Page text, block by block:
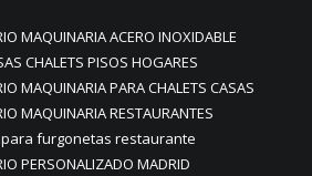
MAQUINARIA ACERO INOXIDABLE
CHALETS PISOS HOGARES
MAQUINARIA PARA CHALETS CASAS
MAQUINARIA RESTAURANTES
furgonetas restaurante
PERSONALIZADO MADRID